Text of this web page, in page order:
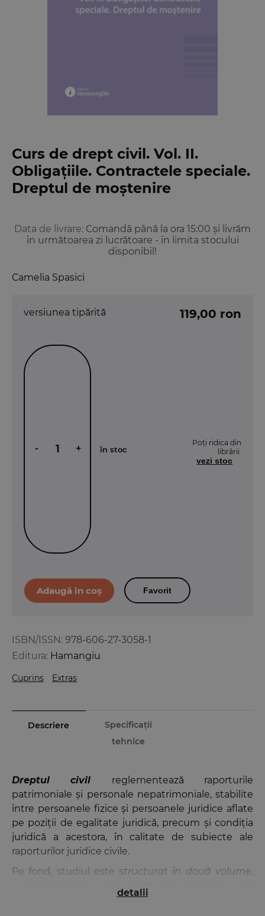
Curs de drept civil. Vol. II.
Obligațiile. Contractele speciale.
Dreptul de moștenire
Camelia Spasici
ISBN/ISSN: 978-606-27-3058-1
Editura: Hamangiu
Data de livrare: Comandă până la ora 15:00 și livrăm
în următoarea zi lucrătoare - în limita stocului
disponibil!
Cuprins Extras
versiunea tipărită 119,00 ron
- + în stoc
Poți ridica din
librării.
vezi stoc
Favorit
Descriere
Specificații
tehnice
Dreptul civil reglementează raporturile
patrimoniale și personale nepatrimoniale, stabilite
între persoanele fizice și persoanele juridice aflate
pe poziții de egalitate juridică, precum și condiția
juridică a acestora, în calitate de subiecte ale
raporturilor juridice civile.
Pe fond, studiul estestructurat în două volume,
șase părți
recunoscute tradițional, respectiv:
detalii